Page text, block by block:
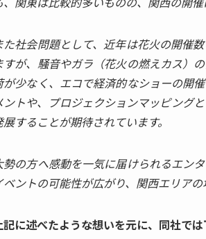
た社会問題として、近年は花火の開催
すが、騒音やガラ（花火の燃えカス）
が少なく、エコで経済的なショーの開
ントや、プロジェクションマッピング
展することが期待されています。
勢の方へ感動を一気に届けられるエン
ベントの可能性が広がり、関西エリア
記に述べたような想いを元に、同社では